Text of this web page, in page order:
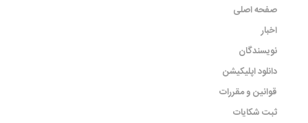
صفحه اصلی
اخبار
نویسندگان
دانلود اپلیکیشن
قوانین و مقررات
ثبت شکایات